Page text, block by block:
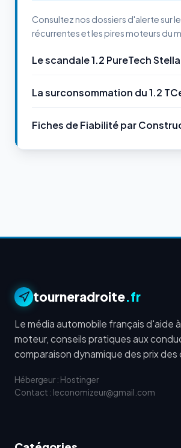
Consultez nos dossiers d'alerte sur
récurrentes et les pires moteurs du
Le scandale 1.2 PureTech
La surconsommation du 1.2
Fiches de Fiabilité par
tourneradroite.fr
Le média automobile français d'aide
moteur, conseils pratiques aux
comparaison dynamique des prix des
Hébergeur : Hostinger
Contact : leconomizeur@gmail.com